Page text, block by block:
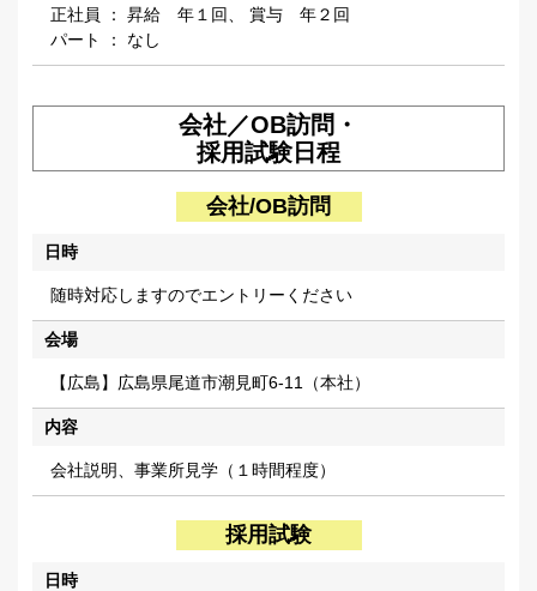
正社員 ： 昇給 年１回、 賞与 年２回
パート ： なし
会社／OB訪問・
採用試験日程
会社/OB訪問
日時
随時対応しますのでエントリーください
会場
【広島】広島県尾道市潮見町6-11（本社）
内容
会社説明、事業所見学（１時間程度）
採用試験
日時